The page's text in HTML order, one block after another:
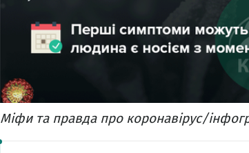
Міфи та правда про коронавірус/